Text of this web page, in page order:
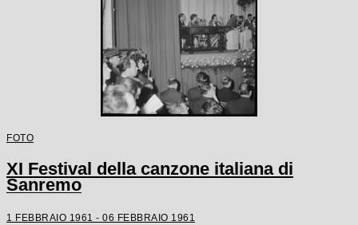
FOTO
XI Festival della canzone italiana di
Sanremo
1 FEBBRAIO 1961 - 06 FEBBRAIO 1961